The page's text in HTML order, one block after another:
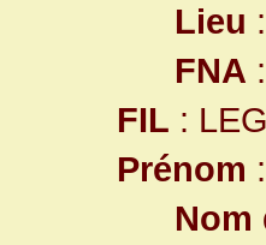
Lieu :
FNA
FIL :
Prénom
Nom